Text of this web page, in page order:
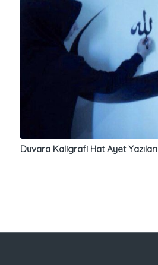
Duvara Kaligrafi Hat Ayet Yazıları